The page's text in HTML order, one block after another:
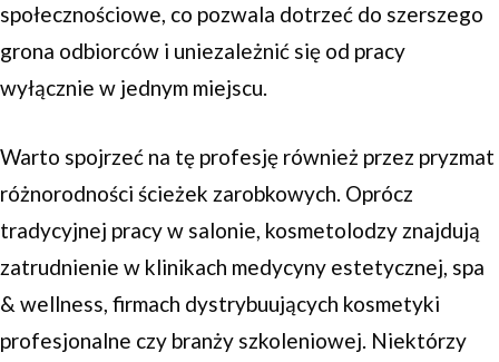
społecznościowe, co pozwala dotrzeć do szerszego
grona odbiorców i uniezależnić się od pracy
wyłącznie w jednym miejscu.
Warto spojrzeć na tę profesję również przez pryzmat
różnorodności ścieżek zarobkowych. Oprócz
tradycyjnej pracy w salonie, kosmetolodzy znajdują
zatrudnienie w klinikach medycyny estetycznej, spa
& wellness, firmach dystrybuujących kosmetyki
profesjonalne czy branży szkoleniowej. Niektórzy